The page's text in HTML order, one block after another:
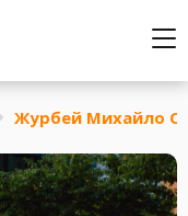
Журбей Михайло